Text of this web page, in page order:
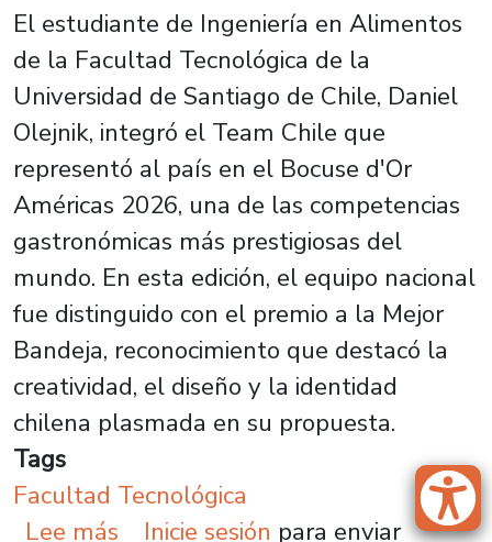
El estudiante de Ingeniería en Alimentos
de la Facultad Tecnológica de la
Universidad de Santiago de Chile, Daniel
Olejnik, integró el Team Chile que
representó al país en el Bocuse d'Or
Américas 2026, una de las competencias
gastronómicas más prestigiosas del
mundo. En esta edición, el equipo nacional
fue distinguido con el premio a la Mejor
Bandeja, reconocimiento que destacó la
creatividad, el diseño y la identidad
chilena plasmada en su propuesta.
Tags
Facultad Tecnológica
Lee más sobre Estudiante Factec
Inicie sesión para enviar